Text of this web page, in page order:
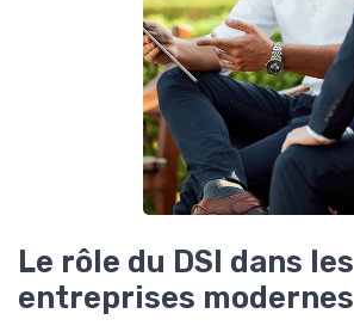
Le rôle du DSI dans les
entreprises modernes